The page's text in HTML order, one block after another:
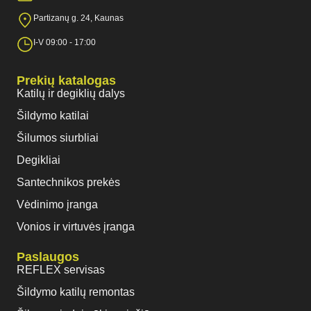
Partizanų g. 24, Kaunas
I-V 09:00 - 17:00
Prekių katalogas
Katilų ir degiklių dalys
Šildymo katilai
Šilumos siurbliai
Degikliai
Santechnikos prekės
Vėdinimo įranga
Vonios ir virtuvės įranga
Paslaugos
REFLEX servisas
Šildymo katilų remontas